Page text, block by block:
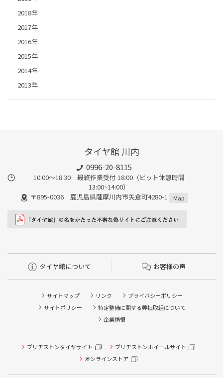
2018年
2017年
2016年
2015年
2014年
2013年
タイヤ館 川内
0996-20-8115
10:00～18:30 最終作業受付 18:00（ピット休憩時間
13:00~14:00）
〒895-0036 鹿児島県薩摩川内市矢倉町4280-1
Map
タイヤ館について お客様の声
サイトマップ リンク
プライバシーポリシー
サイトポリシー
特定整備に関する弊社取組について
企業情報
ブリヂストンタイヤサイト
ブリヂストンホイールサイト
オンラインストア
タイヤ点検・安全点検/タイヤ履き替え/オイル交換/その他
ピット作業の予約